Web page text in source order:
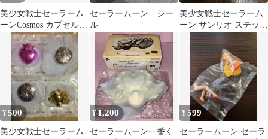
美少女戦士セーラーム
ーンCosmos カプセルウ
ォータードーム
セーラームーン シー
ル
美少女戦士セーラーム
ーン サンリオ ステッカ
ー 冥王せつな 土萠ほた
¥500
美少女戦士セーラーム
¥1,200
セーラームーン一番く
¥599
セーラームーン セーラ